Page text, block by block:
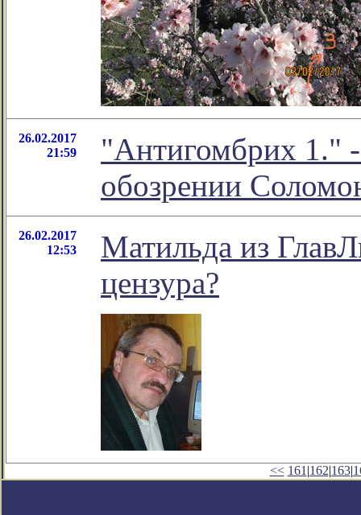
26.02.2017
21:59
"Антигомбрих 1."
обозрении
26.02.2017
12:53
Матильда из
цензура?
<< 161 |162|163|